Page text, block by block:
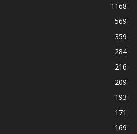
1168
569
359
284
216
209
193
171
169